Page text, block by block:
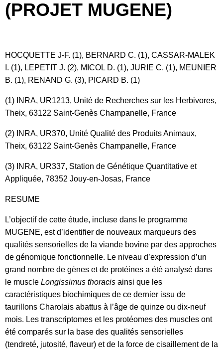
(PROJET MUGENE)
HOCQUETTE J-F. (1), BERNARD C. (1), CASSAR-MALEK
I. (1), LEPETIT J. (2), MICOL D. (1), JURIE C. (1), MEUNIER
B. (1), RENAND G. (3), PICARD B. (1)
(1) INRA, UR1213, Unité de Recherches sur les Herbivores,
Theix, 63122 Saint-Genès Champanelle, France
(2) INRA, UR370, Unité Qualité des Produits Animaux,
Theix, 63122 Saint-Genès Champanelle, France
(3) INRA, UR337, Station de Génétique Quantitative et
Appliquée, 78352 Jouy-en-Josas, France
RESUME
L’objectif de cette étude, incluse dans le programme
MUGENE, est d’identifier de nouveaux marqueurs des
qualités sensorielles de la viande bovine par des approches
de génomique fonctionnelle. Le niveau d’expression d’un
grand nombre de gènes et de protéines a été analysé dans
le muscle Longissimus thoracis ainsi que les
caractéristiques biochimiques de ce dernier issu de
taurillons Charolais abattus à l’âge de quinze ou dix-neuf
mois. Les transcriptomes et les protéomes des muscles ont
été comparés sur la base des qualités sensorielles
(tendreté, jutosité, flaveur) et de la force de cisaillement de la